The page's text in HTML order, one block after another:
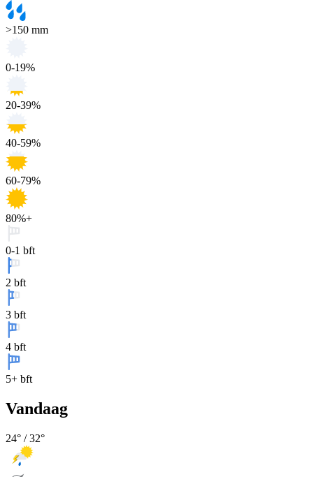
>150 mm
0-19%
20-39%
40-59%
60-79%
80%+
0-1 bft
2 bft
3 bft
4 bft
5+ bft
Vandaag
24° /32°